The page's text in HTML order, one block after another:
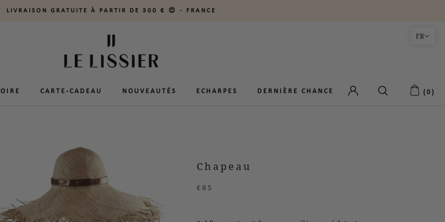
LIVRAISON GRATUITE À PARTIR DE 300 € 😍 - FRANCE
CARTE-CADEAU
CARTE-CADEAU NOUVEAUTÉS
NOUVEAUTÉS ECHARPES
ECHARPES DERNIÈRE CHANCE
DERNIÈRE CHANCE ( 0 )
Chapeau
€85
FR